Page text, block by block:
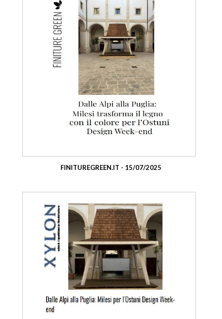
FINITUREGREEN.IT - 15/07/2025